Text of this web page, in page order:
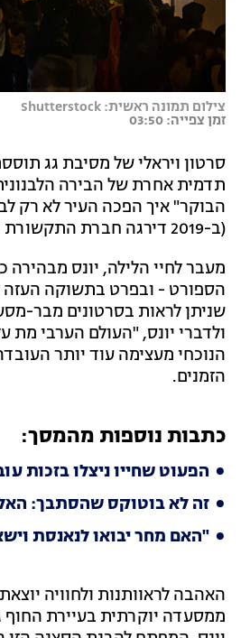
צילום תמונה ראשית: Shutterstock
זמן צפייה: 03:50
סרטון ויראלי של מסיבת גג
תדמית אחרת של הבירה
הבוקר" איך הפכה העיר לא רק
(ב-2019 דירגה חברת התקשורת CNN את ביירות במקום השלישי בעולם בסצונת הבילויים, לדוגמה).
מעבר לחיי הלילה, יונס מבהירה
הספורט - ובפרט בתשוקה העזה
ולדברי יונס, "העולם הערבי מת
הנוכחי מעצימה עוד יותר
הזמנים.
כתבות נוספות מהמסך:
הפעוט שחייו ניצלו בזכות
זה לא בוטוקס שהסתבך:
"האם מחר יבואו לנאנסת
האהבה לראוותנות ולחוויה
ממסעדה יוקרתית בעיירת החוף